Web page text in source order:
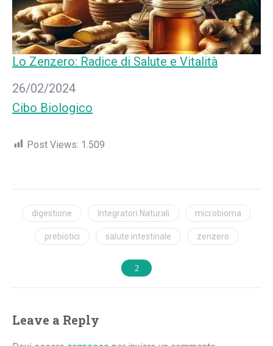
Lo Zenzero: Radice di Salute e Vitalità
Data
26/02/2024
In relazione a
Cibo Biologico
Post Views: 1.509
digestione Integratori Naturali microbioma
prebiotici salute intestinale zenzero
Leave a Reply